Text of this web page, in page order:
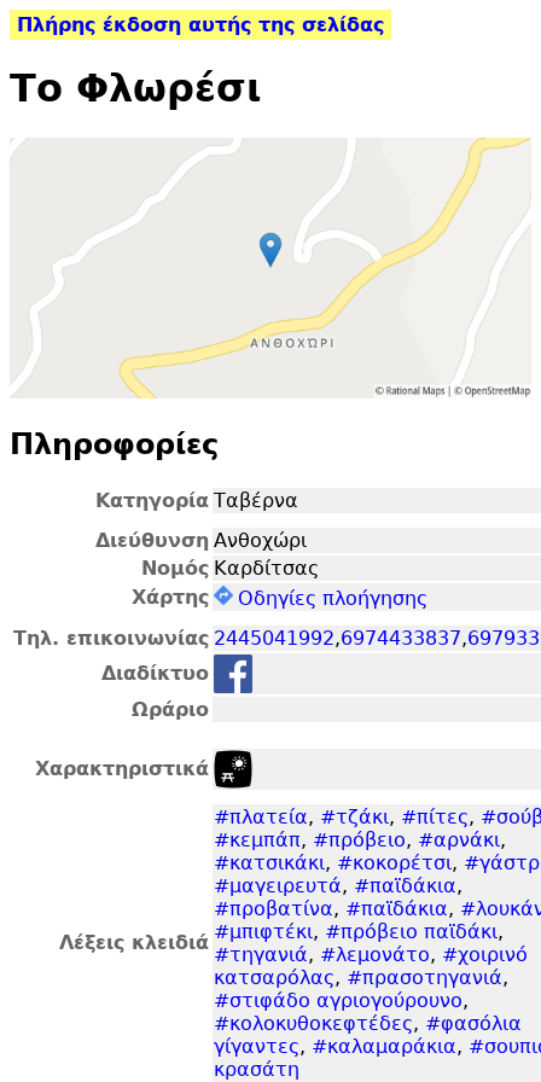
Πλήρης έκδοση αυτής της σελίδας
Το Φλωρέσι
Πληροφορίες
Κατηγορία Ταβέρνα
Διεύθυνση Ανθοχώρι
Νομός Καρδίτσας
Χάρτης
Οδηγίες πλοήγησης
Τηλ. επικοινωνίας 2445041992,6974433837,
Διαδίκτυο
Ωράριο
Χαρακτηριστικά
Λέξεις κλειδιά
#πλατεία, #τζάκι, #πίτες,
#κεμπάπ, #πρόβειο, #αρνάκι,
#κατσικάκι, #κοκορέτσι,
#μαγειρευτά, #παϊδάκια,
#προβατίνα, #παϊδάκια,
#μπιφτέκι, #πρόβειο παϊδάκι,
#τηγανιά, #λεμονάτο, #χοιρινό
κατσαρόλας, #πρασοτηγανιά,
#στιφάδο αγριογούρουνο,
#κολοκυθοκεφτέδες, #φασόλια
γίγαντες, #καλαμαράκια,
κρασάτη